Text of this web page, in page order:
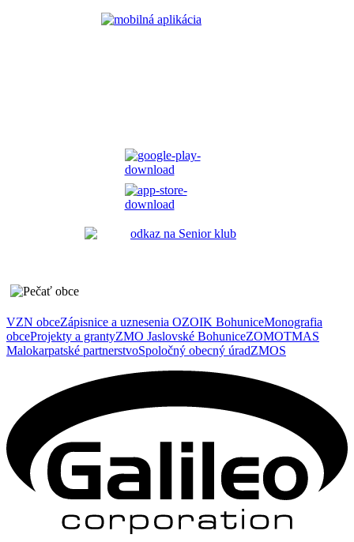
VZN obceZápisnice a uznesenia OZOIK BohuniceMonografia
obceProjekty a grantyZMO Jaslovské BohuniceZOMOTMAS
Malokarpatské partnerstvoSpoločný obecný úradZMOS